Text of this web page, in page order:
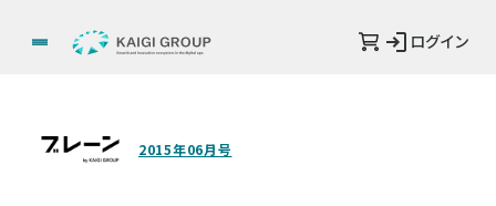
ログイン
2015年06月号